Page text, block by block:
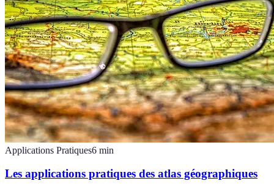
Applications Pratiques6 min
Les applications pratiques des atlas géographiques